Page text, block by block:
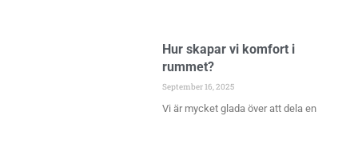
Hur skapar vi komfort i
rummet?
September 16, 2025
Vi är mycket glada över att dela en